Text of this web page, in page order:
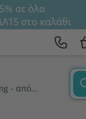
σε όλα
στο καλάθι
Ωμέγα-3 1000 mg - από ιχθυέλαιο